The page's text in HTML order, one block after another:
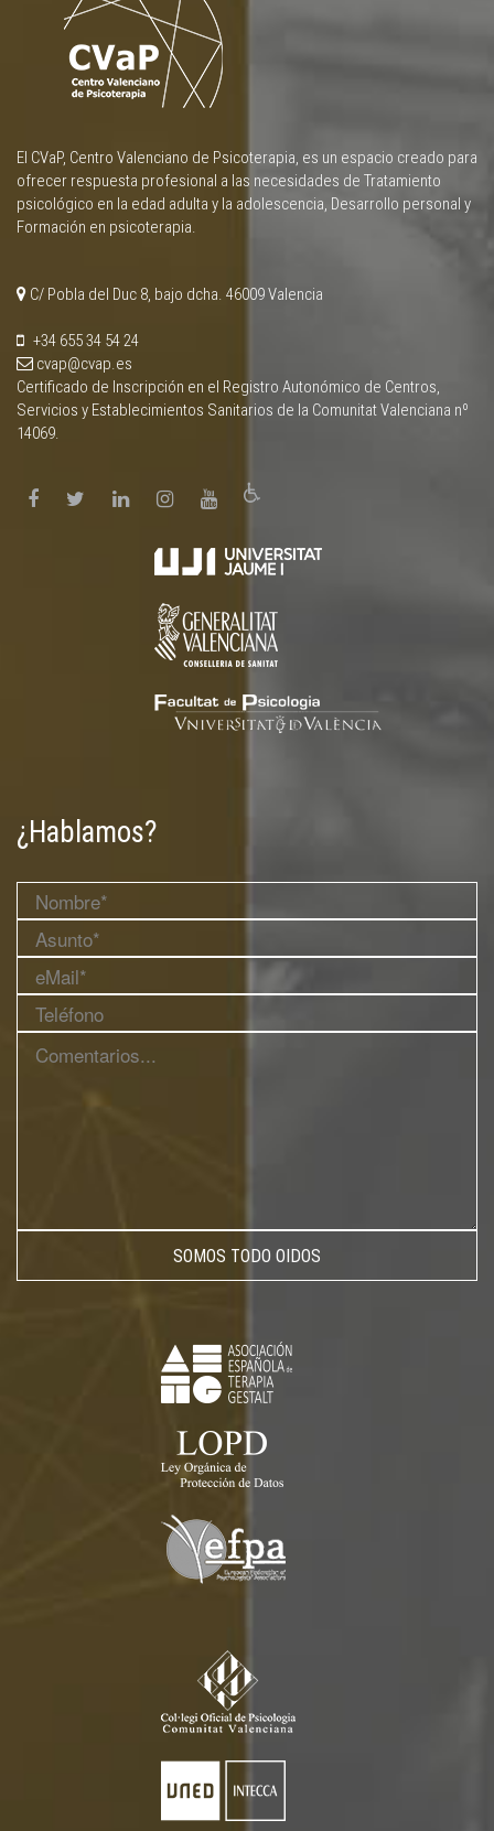
El CVaP, Centro Valenciano de Psicoterapia, es un espacio creado para
ofrecer respuesta profesional a las necesidades de Tratamiento
psicológico en la edad adulta y la adolescencia, Desarrollo personal y
Formación en psicoterapia.
C/ Pobla del Duc 8, bajo dcha. 46009 Valencia
+34 655 34 54 24
cvap@cvap.es
Certificado de Inscripción en el Registro Autonómico de Centros,
Servicios y Establecimientos Sanitarios de la Comunitat Valenciana nº
14069.
¿Hablamos?
SOMOS TODO OIDOS